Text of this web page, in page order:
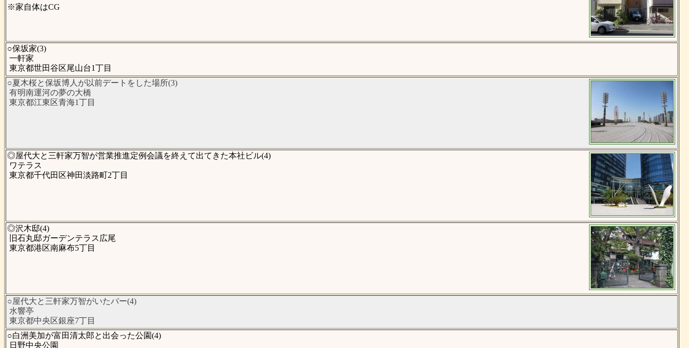
※家自体はCG
○保坂家(3)
一軒家
東京都世田谷区尾山台1丁目
○夏木桜と保坂博人が以前デートをした場所(3)
有明南運河の夢の大橋
東京都江東区青海1丁目
◎屋代大と三軒家万智が営業推進定例会議を終えて出てきた本社ビル(4)
ワテラス
東京都千代田区神田淡路町2丁目
◎沢木邸(4)
旧石丸邸ガーデンテラス広尾
東京都港区南麻布5丁目
○屋代大と三軒家万智がいたバー(4)
水響亭
東京都中央区銀座7丁目
○白洲美加が富田清太郎と出会った公園(4)
日野中央公園